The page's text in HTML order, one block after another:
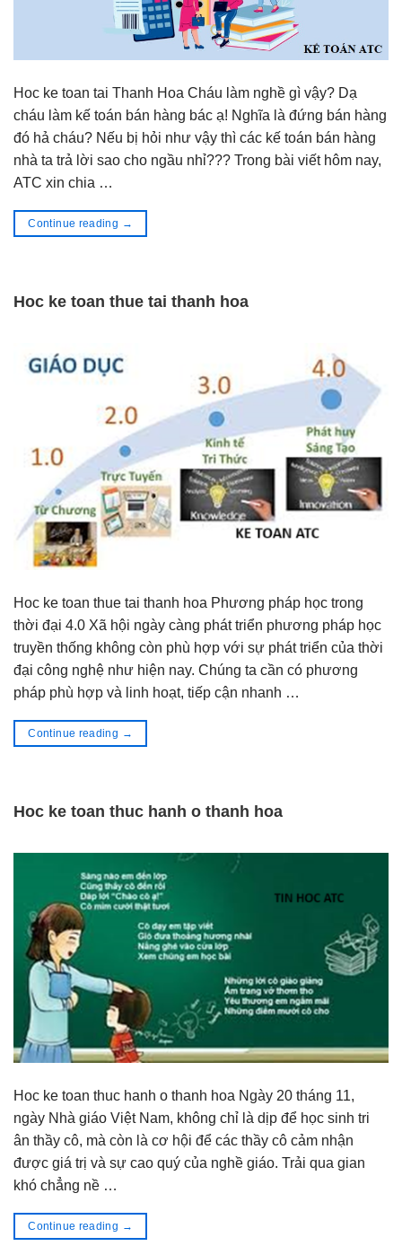
Hoc ke toan tai Thanh Hoa Cháu làm nghề gì vậy? Dạ
cháu làm kế toán bán hàng bác ạ! Nghĩa là đứng bán hàng
đó hả cháu? Nếu bị hỏi như vậy thì các kế toán bán hàng
nhà ta trả lời sao cho ngầu nhỉ??? Trong bài viết hôm nay,
ATC xin chia …
Continue reading →
Hoc ke toan thue tai thanh hoa
Hoc ke toan thue tai thanh hoa Phương pháp học trong
thời đại 4.0 Xã hội ngày càng phát triển phương pháp học
truyền thống không còn phù hợp với sự phát triển của thời
đại công nghệ như hiện nay. Chúng ta cần có phương
pháp phù hợp và linh hoạt, tiếp cận nhanh …
Continue reading →
Hoc ke toan thuc hanh o thanh hoa
Hoc ke toan thuc hanh o thanh hoa Ngày 20 tháng 11,
ngày Nhà giáo Việt Nam, không chỉ là dịp để học sinh tri
ân thầy cô, mà còn là cơ hội để các thầy cô cảm nhận
được giá trị và sự cao quý của nghề giáo. Trải qua gian
khó chẳng nề …
Continue reading →